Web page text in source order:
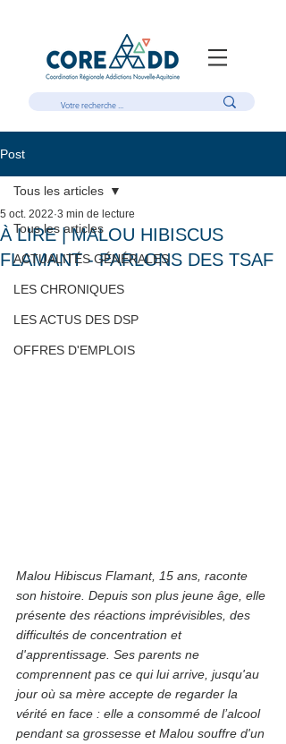
Post
Tous les articles
ACTUALITÉS GÉNÉRALES
LES CHRONIQUES
LES ACTUS DES DSP
OFFRES D'EMPLOIS
Tous les articles
À LIRE | MALOU HIBISCUS
FLAMANT - PARLONS DES TSAF
5 oct. 2022 3 min de lecture
Malou Hibiscus Flamant, 15 ans, raconte
son histoire. Depuis son plus jeune âge, elle
présente des réactions imprévisibles, des
difficultés de concentration et
d'apprentissage. Ses parents ne
comprennent pas ce qui lui arrive, jusqu'au
jour où sa mère accepte de regarder la
vérité en face : elle a consommé de l’alcool
pendant sa grossesse et Malou souffre d'un